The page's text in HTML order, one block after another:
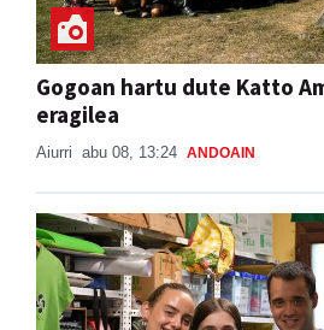
Gogoan hartu dute Katto
eragilea
Aiurri abu 08, 13:24 ANDOAIN